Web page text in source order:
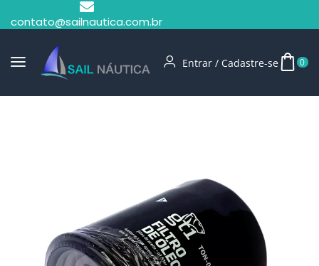
contato@sailnautica.com.br
Entrar / Cadastre-se 0